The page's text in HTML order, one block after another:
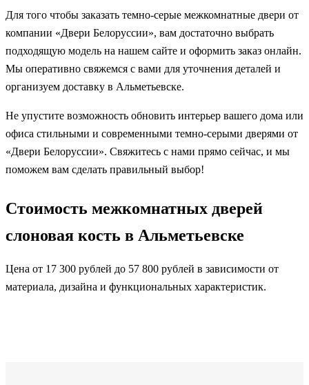
Для того чтобы заказать темно-серые межкомнатные двери от
компании «Двери Белоруссии», вам достаточно выбрать
подходящую модель на нашем сайте и оформить заказ онлайн.
Мы оперативно свяжемся с вами для уточнения деталей и
организуем доставку в Альметьевске.
Не упустите возможность обновить интерьер вашего дома или
офиса стильными и современными темно-серыми дверями от
«Двери Белоруссии». Свяжитесь с нами прямо сейчас, и мы
поможем вам сделать правильный выбор!
Стоимость межкомнатных дверей
слоновая кость в Альметьевске
Цена от 17 300 рублей до 57 800 рублей в зависимости от
материала, дизайна и функциональных характеристик.